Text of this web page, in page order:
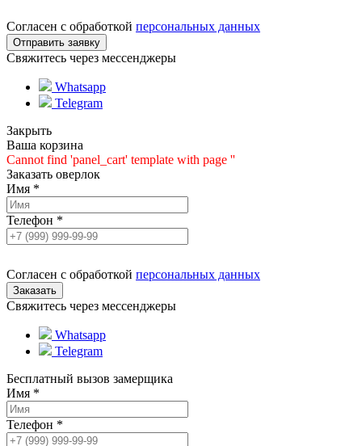
Согласен с обработкой персональных данных
Свяжитесь через мессенджеры
Whatsapp
Telegram
Закрыть
Ваша корзина
Cannot find 'panel_cart' template with page ''
Заказать оверлок
Имя *
Телефон *
Согласен с обработкой персональных данных
Свяжитесь через мессенджеры
Whatsapp
Telegram
Бесплатный вызов замерщика
Имя *
Телефон *